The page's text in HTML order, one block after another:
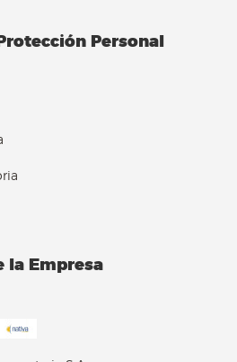
Personal
la Empresa